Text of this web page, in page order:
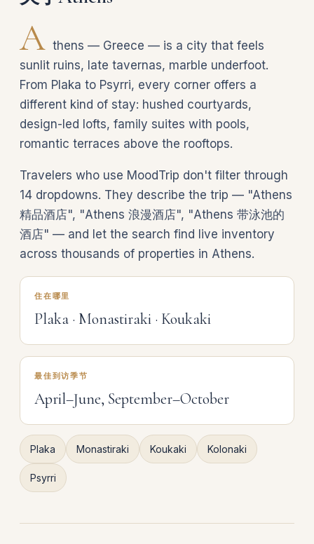
A thens — Greece — is a city that feels
sunlit ruins, late tavernas, marble underfoot.
From Plaka to Psyrri, every corner offers a
different kind of stay: hushed courtyards,
design-led lofts, family suites with pools,
romantic terraces above the rooftops.
Travelers who use MoodTrip don't filter through
14 dropdowns. They describe the trip — "Athens
精品酒店", "Athens 浪漫酒店", "Athens 带泳池的
酒店" — and let the search find live inventory
across thousands of properties in Athens.
住在哪里
Plaka · Monastiraki · Koukaki
最佳到访季节
April–June, September–October
Plaka Monastiraki Koukaki Kolonaki
Psyrri